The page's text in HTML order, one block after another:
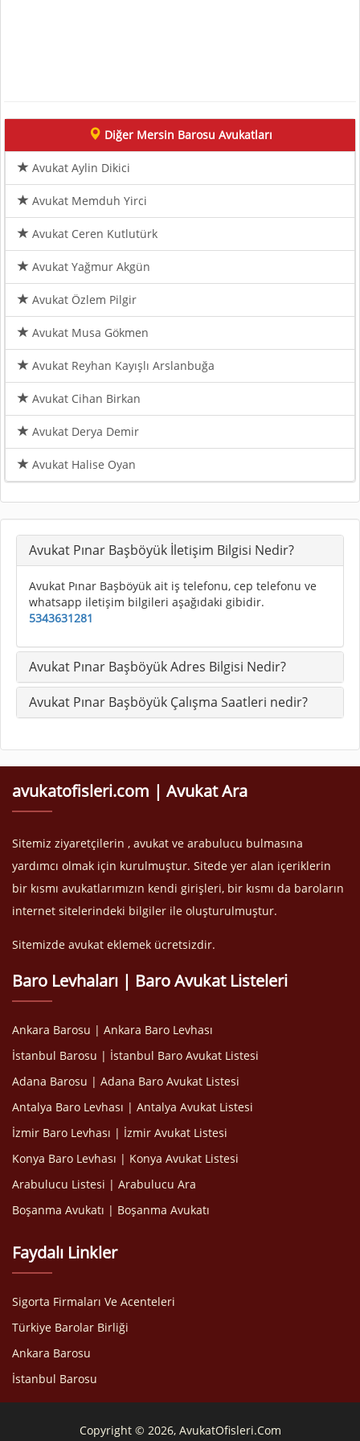
Diğer Mersin Barosu Avukatları
Avukat Aylin Dikici
Avukat Memduh Yirci
Avukat Ceren Kutlutürk
Avukat Yağmur Akgün
Avukat Özlem Pilgir
Avukat Musa Gökmen
Avukat Reyhan Kayışlı Arslanbuğa
Avukat Cihan Birkan
Avukat Derya Demir
Avukat Halise Oyan
Avukat Pınar Başböyük İletişim Bilgisi Nedir?
Avukat Pınar Başböyük ait iş telefonu, cep telefonu ve
whatsapp iletişim bilgileri aşağıdaki gibidir.
5343631281
Avukat Pınar Başböyük Adres Bilgisi Nedir?
Avukat Pınar Başböyük Çalışma Saatleri nedir?
avukatofisleri.com | Avukat Ara
Sitemiz ziyaretçilerin , avukat ve arabulucu bulmasına
yardımcı olmak için kurulmuştur. Sitede yer alan içeriklerin
bir kısmı avukatlarımızın kendi girişleri, bir kısmı da baroların
internet sitelerindeki bilgiler ile oluşturulmuştur.
Sitemizde avukat eklemek ücretsizdir.
Baro Levhaları | Baro Avukat Listeleri
Ankara Barosu | Ankara Baro Levhası
İstanbul Barosu | İstanbul Baro Avukat Listesi
Adana Barosu | Adana Baro Avukat Listesi
Antalya Baro Levhası | Antalya Avukat Listesi
İzmir Baro Levhası | İzmir Avukat Listesi
Konya Baro Levhası | Konya Avukat Listesi
Arabulucu Listesi | Arabulucu Ara
Boşanma Avukatı | Boşanma Avukatı
Faydalı Linkler
Sigorta Firmaları Ve Acenteleri
Türkiye Barolar Birliği
Ankara Barosu
İstanbul Barosu
Copyright © 2026, AvukatOfisleri.Com